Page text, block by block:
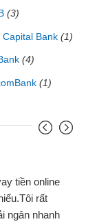
(3)
Capital Bank (1)
(4)
(1)
tiền online
rất
ngân nhanh